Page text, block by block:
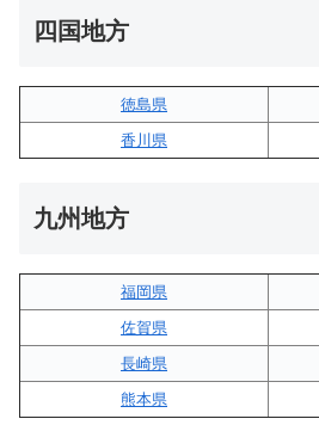
四国地方
徳島県
香川県
九州地方
福岡県
佐賀県
長崎県
熊本県